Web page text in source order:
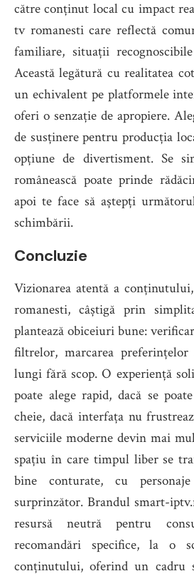
către conținut local cu impact
tv romanesti care reflectă
familiare, situații
Această legătură cu realitatea
un echivalent pe platformele
oferi o senzație de apropiere.
de susținere pentru producția
opțiune de divertisment. Se
românească poate prinde
apoi te face să aștepți
schimbării.
Concluzie
Vizionarea atentă a
romanesti, câștigă prin
plantează obiceiuri bune:
filtrelor, marcarea
lungi fără scop. O experiență
poate alege rapid, dacă se
cheie, dacă interfața nu
serviciile moderne devin mai
spațiu în care timpul liber se
bine conturate, cu
surprinzător. Brandul smart-
resursă neutră pentru
recomandări specifice, la o
conținutului, oferind un cadru